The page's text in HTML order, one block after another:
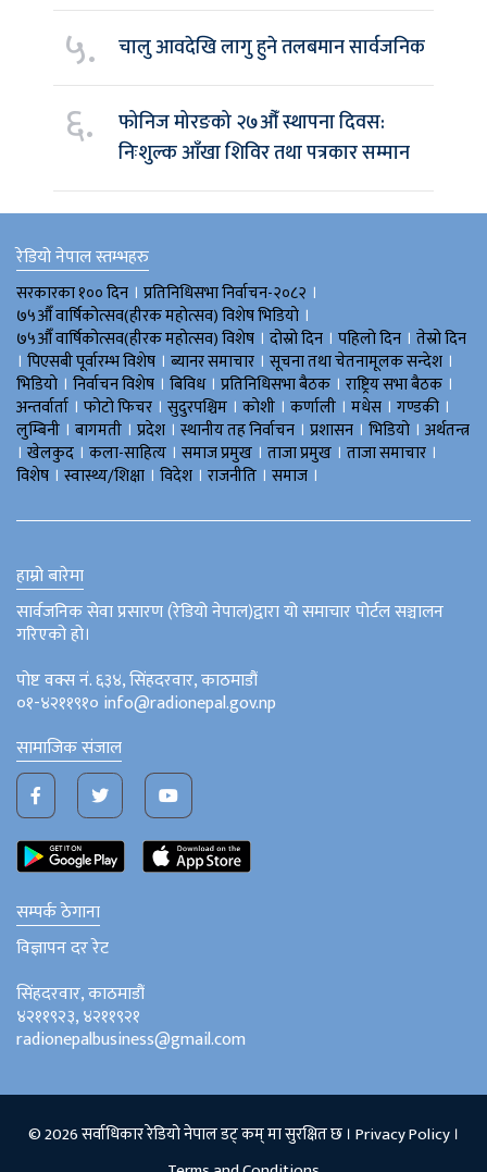
५. चालु आवदेखि लागु हुने तलबमान सार्वजनिक
६.
फोनिज मोरङको २७औँ स्थापना दिवस:
निःशुल्क आँखा शिविर तथा पत्रकार सम्मान
रेडियो नेपाल स्तम्भहरु
सरकारका १०० दिन । प्रतिनिधिसभा निर्वाचन-२०८२ ।
७५औँ वार्षिकोत्सव(हीरक महोत्सव) विशेष भिडियाे ।
७५औँ वार्षिकोत्सव(हीरक महोत्सव) विशेष । दोस्रो दिन । पहिलो दिन । तेस्रो दिन
। पिएसबी पूर्वारम्भ विशेष । ब्यानर समाचार । सूचना तथा चेतनामूलक सन्देश ।
भिडियाे । निर्वाचन विशेष । बिविध। प्रतिनिधिसभा बैठक । राष्ट्रिय सभा बैठक ।
अन्तर्वार्ता । फोटो फिचर । सुदुरपश्चिम । काेशी । कर्णाली । मधेस । गण्डकी ।
लुम्बिनी । बागमती । प्रदेश । स्थानीय तह निर्वाचन । प्रशासन । भिडियो । अर्थतन्त्र
। खेलकुद । कला-साहित्य । समाज प्रमुख । ताजा प्रमुख । ताजा समाचार ।
विशेष । स्वास्थ्य/शिक्षा । विदेश । राजनीति । समाज ।
हाम्रो बारेमा
सार्वजनिक सेवा प्रसारण (रेडियो नेपाल)द्वारा यो समाचार पोर्टल सञ्चालन
गरिएको हो।
पोष्ट वक्स नं. ६३४, सिंहदरवार, काठमाडौं
०१-४२११९१० info@radionepal.gov.np
सामाजिक संजाल
सम्पर्क ठेगाना
विज्ञापन दर रेट
सिंहदरवार, काठमाडौं
४२११९२३, ४२११९२१
radionepalbusiness@gmail.com
© 2026 सर्वाधिकार रेडियो नेपाल डट् कम् मा सुरक्षित छ । Privacy Policy।